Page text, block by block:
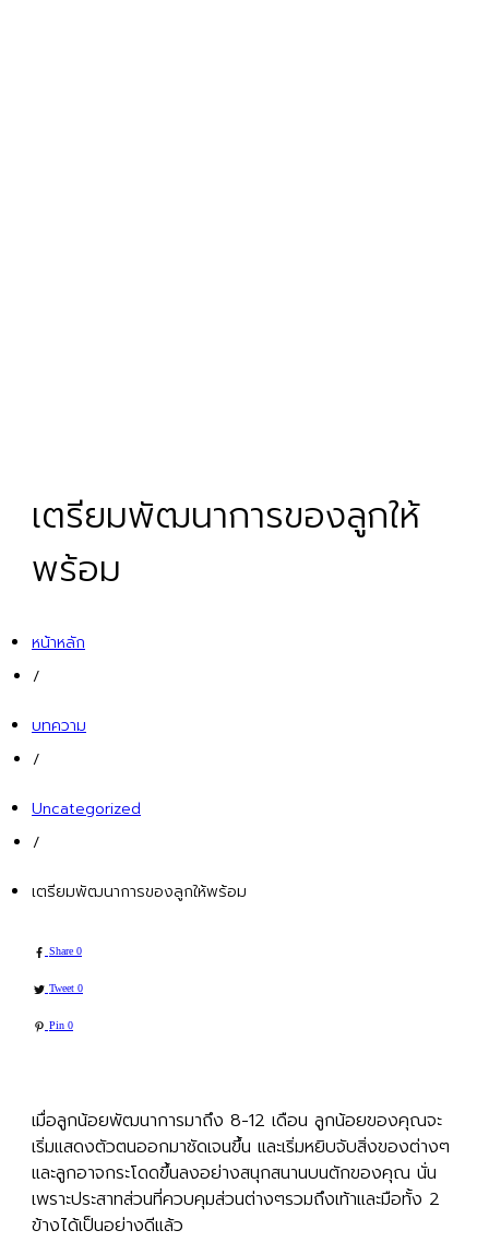
เตรียมพัฒนาการของลูกให้
พร้อม
หน้าหลัก
/
บทความ
/
Uncategorized
/
เตรียมพัฒนาการของลูกให้พร้อม
Share 0
Tweet 0
Pin 0
เมื่อลูกน้อยพัฒนาการมาถึง 8-12 เดือน ลูกน้อยของคุณจะ
เริ่มแสดงตัวตนออกมาชัดเจนขึ้น และเริ่มหยิบจับสิ่งของต่างๆ
และลูกอาจกระโดดขึ้นลงอย่างสนุกสนานบนตักของคุณ นั่น
เพราะประสาทส่วนที่ควบคุมส่วนต่างๆรวมถึงเท้าและมือทั้ง 2
ข้างได้เป็นอย่างดีแล้ว